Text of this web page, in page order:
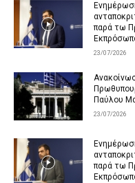
παρά τω
23/07/2026
Παύλου
23/07/2026
παρά τω